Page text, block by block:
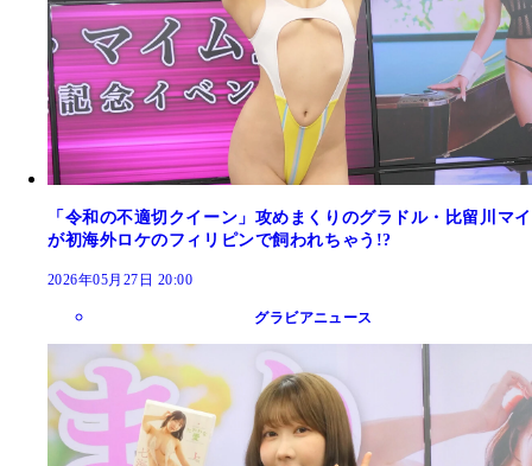
「令和の不適切クイーン」攻めまくりのグラドル・比留川マイ
が初海外ロケのフィリピンで飼われちゃう!?
2026年05月27日 20:00
グラビアニュース